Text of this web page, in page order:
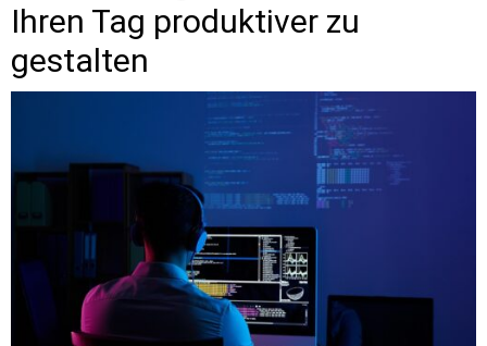
Ihren Tag produktiver zu
gestalten